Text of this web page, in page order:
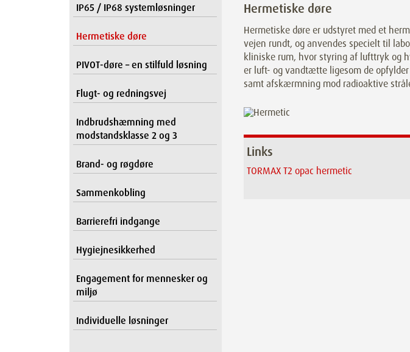
IP65 / IP68 systemløsninger
Hermetiske døre
PIVOT-døre – en stilfuld løsning
Flugt- og redningsvej
Indbrudshæmning med
modstandsklasse 2 og 3
Brand- og røgdøre
Sammenkobling
Barrierefri indgange
Hygiejnesikkerhed
Engagement for mennesker og
miljø
Individuelle løsninger
Hermetiske døre
Hermetiske døre er udstyret med et
vejen rundt, og anvendes specielt til
kliniske rum, hvor styring af lufttryk og
er luft- og vandtætte ligesom de
samt afskærmning mod radioaktive
Links
TORMAX T2 opac hermetic